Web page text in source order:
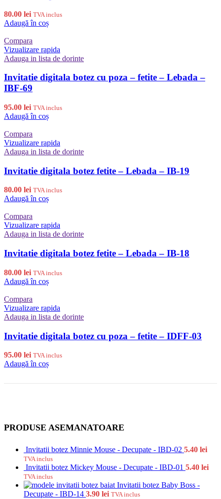
80.00 lei TVA inclus
Adaugă în coș
Compara
Vizualizare rapida
Adauga in lista de dorinte
Invitatie digitala botez cu poza – fetite – Lebada –
IBF-69
95.00 lei TVA inclus
Adaugă în coș
Compara
Vizualizare rapida
Adauga in lista de dorinte
Invitatie digitala botez fetite – Lebada – IB-19
80.00 lei TVA inclus
Adaugă în coș
Compara
Vizualizare rapida
Adauga in lista de dorinte
Invitatie digitala botez fetite – Lebada – IB-18
80.00 lei TVA inclus
Adaugă în coș
Compara
Vizualizare rapida
Adauga in lista de dorinte
Invitatie digitala botez cu poza – fetite – IDFF-03
95.00 lei TVA inclus
Adaugă în coș
PRODUSE ASEMANATOARE
Invitatii botez Minnie Mouse - Decupate - IBD-02 5.40 lei
TVA inclus
Invitatii botez Mickey Mouse - Decupate - IBD-01 5.40 lei
TVA inclus
Invitatii botez Baby Boss -
Decupate - IBD-14 3.90 lei TVA inclus